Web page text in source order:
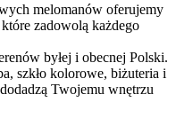
melomanów oferujemy
zadowolą każdego
byłej i obecnej Polski.
szkło kolorowe, biżuteria i
Twojemu wnętrzu